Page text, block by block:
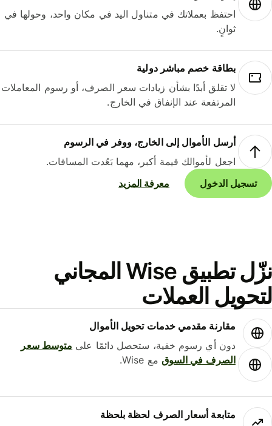
احتفظ بعملاتك في متناول اليد في مكان واحد، وحولها في
ثوانٍ.
بطاقة خصم مباشر دولية
لا تقلق أبدًا بشأن زيادات سعر الصرف، أو رسوم المعاملات
المرتفعة عند الإنفاق في الخارج.
أرسل الأموال إلى الخارج، ووفر في الرسوم
اجعل لأموالك قيمة أكبر، مهما بَعُدت المسافات.
تسجيل الدخول
معرفة المزيد
نزّل تطبيق Wise المجاني
العملات
مقارنة مقدمي خدمات تحويل الأموال
دون أي رسوم خفية، ستحصل دائمًا علىمتوسط ​​سعر
الصرف في السوقمع Wise.
متابعة أسعار الصرف لحظة بلحظة